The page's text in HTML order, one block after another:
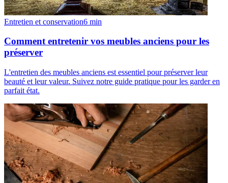
Entretien et conservation6 min
Comment entretenir vos meubles anciens pour les
préserver
L'entretien des meubles anciens est essentiel pour préserver leur
beauté et leur valeur. Suivez notre guide pratique pour les garder en
parfait état.